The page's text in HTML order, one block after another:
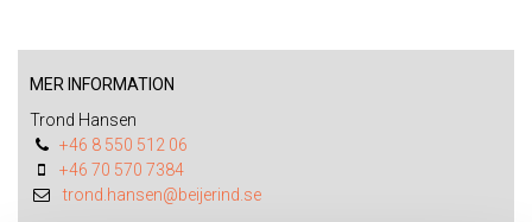
MER INFORMATION
Trond Hansen
+46 8 550 512 06
+46 70 570 7384
trond.hansen@beijerind.se